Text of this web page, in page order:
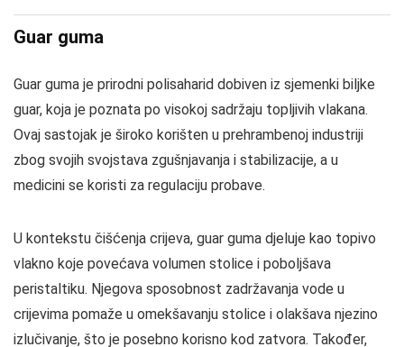
Guar guma
Guar guma je prirodni polisaharid dobiven iz sjemenki biljke
guar, koja je poznata po visokoj sadržaju topljivih vlakana.
Ovaj sastojak je široko korišten u prehrambenoj industriji
zbog svojih svojstava zgušnjavanja i stabilizacije, a u
medicini se koristi za regulaciju probave.
U kontekstu čišćenja crijeva, guar guma djeluje kao topivo
vlakno koje povećava volumen stolice i poboljšava
peristaltiku. Njegova sposobnost zadržavanja vode u
crijevima pomaže u omekšavanju stolice i olakšava njezino
izlučivanje, što je posebno korisno kod zatvora. Također,